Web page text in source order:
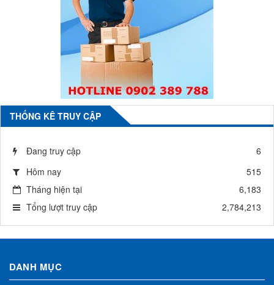
THỐNG KÊ TRUY CẬP
Đang truy cập
6
Hôm nay
515
Tháng hiện tại
6,183
Tổng lượt truy cập
2,784,213
DANH MỤC